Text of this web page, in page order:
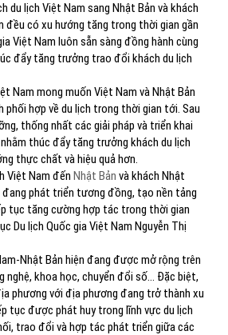
du lịch Việt Nam sang Nhật Bản và khách
đều có xu hướng tăng trong thời gian gần
Việt Nam luôn sẵn sàng đồng hành cùng
đẩy tăng trưởng trao đổi khách du lịch
Nam mong muốn Việt Nam và Nhật Bản
phối hợp về du lịch trong thời gian tới. Sau
thống nhất các giải pháp và triển khai
thúc đẩy tăng trưởng khách du lịch
thực chất và hiệu quả hơn.
Việt Nam đến Nhật Bản và khách Nhật
đang phát triển tương đồng, tạo nền tảng
tục tăng cường hợp tác trong thời gian
Du lịch Quốc gia Việt Nam Nguyễn Thị
Nhật Bản hiện đang được mở rộng trên
nghệ, khoa học, chuyển đổi số... Đặc biệt,
phương với địa phương đang trở thành xu
tục được phát huy trong lĩnh vực du lịch
trao đổi và hợp tác phát triển giữa các